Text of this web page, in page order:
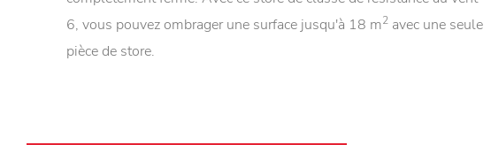
6, vous pouvez ombrager une surface jusqu'à 18 m2 avec une seule
pièce de store.